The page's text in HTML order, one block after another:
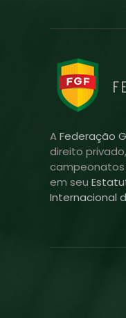
AFederação
direito
campeonatos
em seu
Internacional